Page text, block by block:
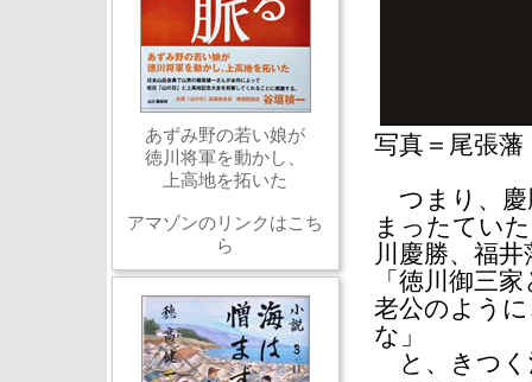
写真＝尾張
つまり、慶
まったてい
川慶勝、福
「徳川御三
老公のよう
な」
と、きつく
あずみ野の若い娘が
徳川将軍を動かし、
上高地を拓いた
アマゾンのリンクはこち
ら